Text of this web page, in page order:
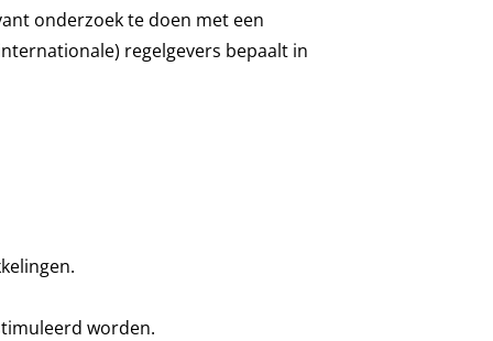
onderzoek te doen met een
regelgevers bepaalt in
worden.